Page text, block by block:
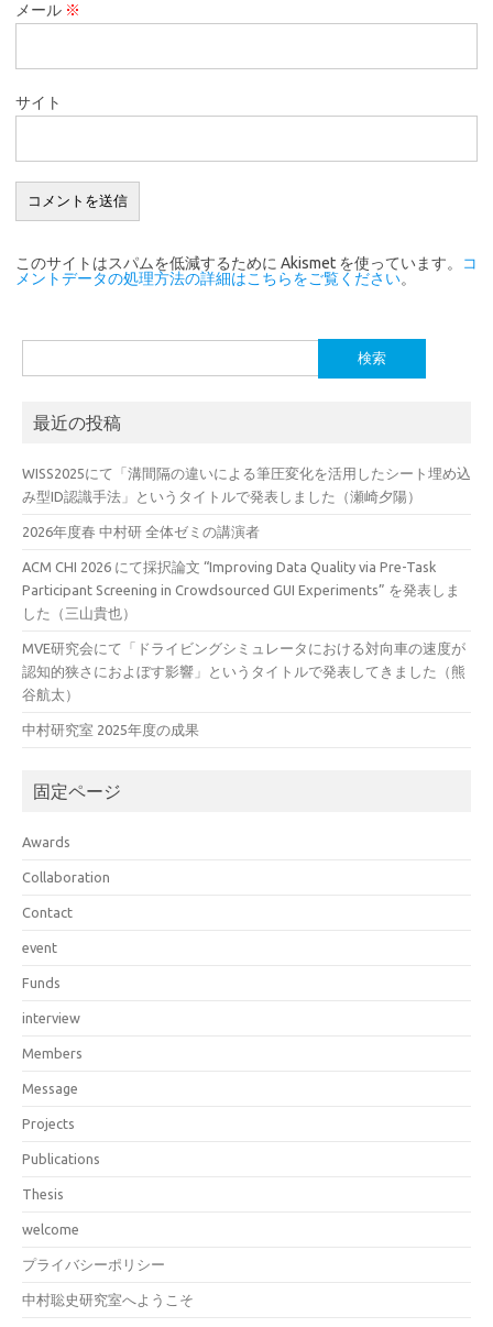
メール ※
サイト
このサイトはスパムを低減するために Akismet を使っています。
コ
メントデータの処理方法の詳細はこちらをご覧ください。
索:
最近の投稿
WISS2025にて「溝間隔の違いによる筆圧変化を活用したシート埋め込
み型ID認識手法」というタイトルで発表しました（瀬崎夕陽）
2026年度春 中村研 全体ゼミの講演者
ACM CHI 2026 にて採択論文 “Improving Data Quality via Pre-Task
Participant Screening in Crowdsourced GUI Experiments” を発表しま
した（三山貴也）
MVE研究会にて「ドライビングシミュレータにおける対向車の速度が
認知的狭さにおよぼす影響」というタイトルで発表してきました（熊
谷航太）
中村研究室 2025年度の成果
固定ページ
Awards
Collaboration
Contact
event
Funds
interview
Members
Message
Projects
Publications
Thesis
welcome
プライバシーポリシー
中村聡史研究室へようこそ